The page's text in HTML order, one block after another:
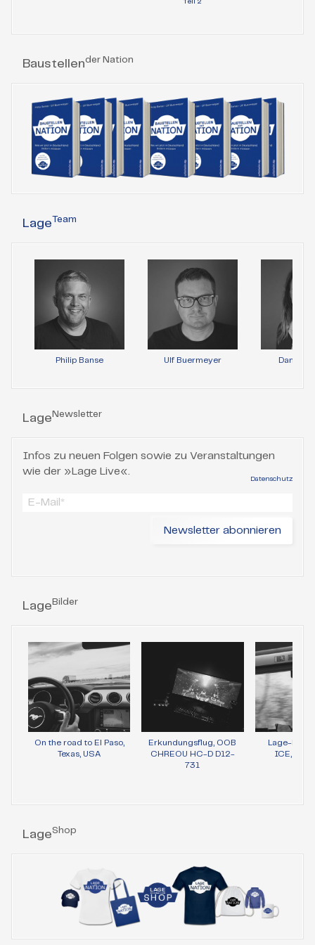
Baustellender Nation
Lage Team
Philip Banse Ulf Buermeyer Daniela
Lage Newsletter
Infos zu neuen Folgen sowie zu Veranstaltungen
wie der »Lage Live«.
Datenschutz
Lage Bilder
On the road to El Paso,
Texas, USA
Erkundungsflug, OOB
CHREOU HC-D D12-
731
Lage-Bild
ICE,
LageShop